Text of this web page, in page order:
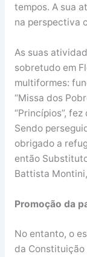
tempos. A sua
na perspectiva
As suas
sobretudo em
multiformes:
“Missa dos
“Princípios”,
Sendo
obrigado a
então
Battista
Promoção da
No entanto, o
da Constituição